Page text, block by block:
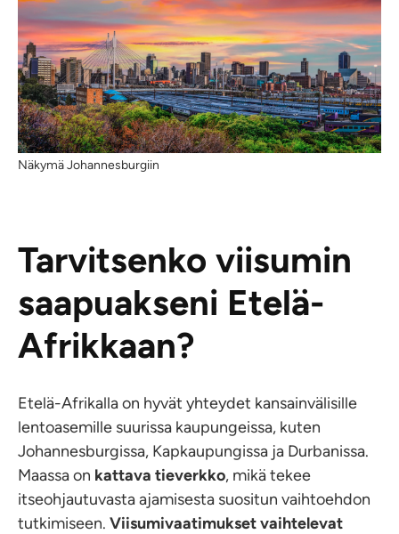
Näkymä Johannesburgiin
Tarvitsenko viisumin
saapuakseni Etelä-
Afrikkaan?
Etelä-Afrikalla on hyvät yhteydet kansainvälisille
lentoasemille suurissa kaupungeissa, kuten
Johannesburgissa, Kapkaupungissa ja Durbanissa.
Maassa on kattava tieverkko, mikä tekee
itseohjautuvasta ajamisesta suositun vaihtoehdon
tutkimiseen. Viisumivaatimukset vaihtelevat